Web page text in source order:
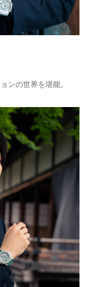
ンの世界を堪能。